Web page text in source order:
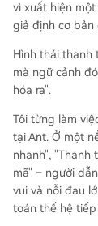
vì xuất hiện
giả định cơ bản
Hình thái thanh
mà ngữ cảnh
hóa ra".
Tôi từng làm
tại Ant. Ở một
nhanh",
mã" – người
vui và nỗi đau
toán thế hệ